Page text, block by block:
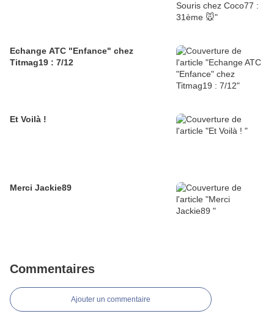
Echange ATC "Enfance" chez
Titmag19 : 7/12
Et Voilà !
Merci Jackie89
Commentaires
Ajouter un commentaire